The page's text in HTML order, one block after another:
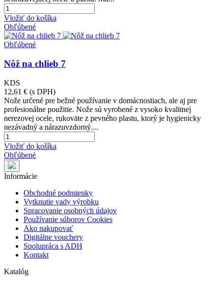
Vložiť do košíka
Obľúbené
Obľúbené
Nôž na chlieb 7
KDS
12,61 € (s DPH)
Nože určené pre bežné používanie v domácnostiach, ale aj pre
profesionálne použitie. Nože sú vyrobené z vysoko kvalitnej
nerezovej ocele, rukoväte z pevného plastu, ktorý je hygienicky
nezávadný a nárazuvzdorný....
Vložiť do košíka
Obľúbené
Informácie
Obchodné podmienky
Vytknutie vady výrobku
Spracovanie osobných údajov
Používanie súborov Cookies
Ako nakupovať
Digitálne vouchery
Spolupráca s ADH
Kontakt
Katalóg